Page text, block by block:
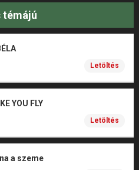
témájú
Letöltés
YOU FLY
Letöltés
a szeme